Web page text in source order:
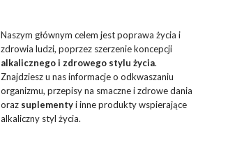
Naszym głównym celem jest poprawa życia i
zdrowia ludzi, poprzez szerzenie koncepcji
alkalicznego i zdrowego stylu życia.
Znajdziesz u nas informacje o odkwaszaniu
organizmu, przepisy na smaczne i zdrowe dania
oraz suplementyi inne produkty wspierające
alkaliczny styl życia.